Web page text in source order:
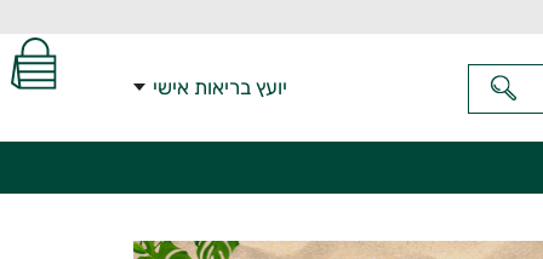
יועץ בריאות אישי